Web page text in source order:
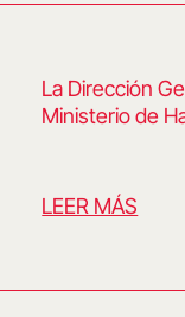
La Dirección
Ministerio de
LEER MÁS